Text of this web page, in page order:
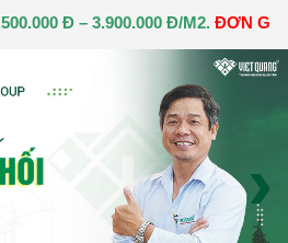
– 3.900.000 Đ/M2.ĐƠN GIÁ XÂY
›